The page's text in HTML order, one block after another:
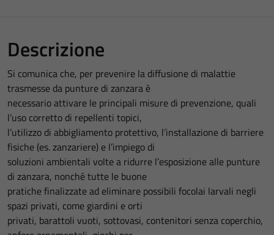
Descrizione
Si comunica che, per prevenire la diffusione di malattie
trasmesse da punture di zanzara è
necessario attivare le principali misure di prevenzione, quali
l’uso corretto di repellenti topici,
l’utilizzo di abbigliamento protettivo, l’installazione di barriere
fisiche (es. zanzariere) e l’impiego di
soluzioni ambientali volte a ridurre l’esposizione alle punture
di zanzara, nonché tutte le buone
pratiche finalizzate ad eliminare possibili focolai larvali negli
spazi privati, come giardini e orti
privati, barattoli vuoti, sottovasi, contenitori senza coperchio,